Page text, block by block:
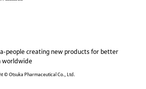
people creating new products for better
worldwide
© Otsuka Pharmaceutical Co., Ltd.